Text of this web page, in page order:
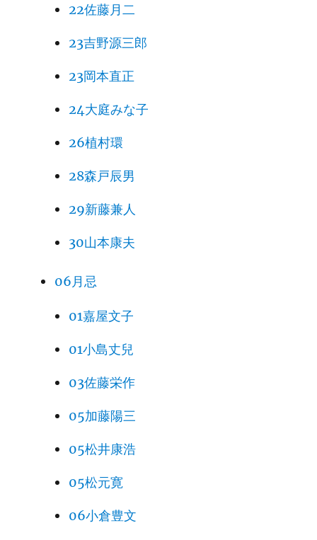
22佐藤月二
23吉野源三郎
23岡本直正
24大庭みな子
26植村環
28森戸辰男
29新藤兼人
30山本康夫
06月忌
01嘉屋文子
01小島丈兒
03佐藤栄作
05加藤陽三
05松井康浩
05松元寛
06小倉豊文